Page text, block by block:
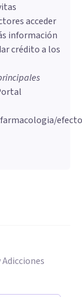
acceder
información
crédito a los